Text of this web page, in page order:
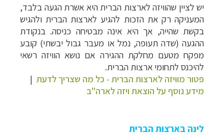
יש לציין שהוויזה לארצות הברית היא אשרת הגעה בלבד,
המעניקה רק את הזכות להגיע לארצות הברית ולהגיש
בקשת שהייה, אך היא אינה מבטיחה כניסה. בנקודת
ההגעה (שדה תעופה, נמל או מעבר גבול יבשתי) קובע
מפקח מטעם מחלקת ההגירה אם נושא הוויזה רשאי
להיכנס לתחומי ארצות הברית.
פטור מוויזה לארצות הברית - כל מה שצריך לדעת |
מידע נוסף על הוצאת ויזה לארה"ב
לינה בארצות הברית